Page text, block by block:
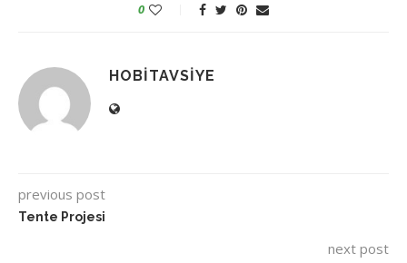
0
HOBITAVSIYE
previous post
Tente Projesi
next post